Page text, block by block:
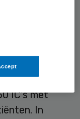
eerste
basis van
mocht
IC’s met
In